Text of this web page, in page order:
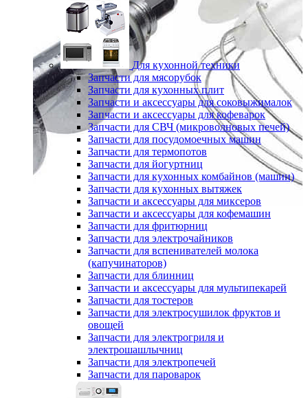
Для кухонной техники
Запчасти для мясорубок
Запчасти для кухонных плит
Запчасти и аксессуары для соковыжималок
Запчасти и аксессуары для кофеварок
Запчасти для СВЧ (микроволновых печей)
Запчасти для посудомоечных машин
Запчасти для термопотов
Запчасти для йогуртниц
Запчасти для кухонных комбайнов (машин)
Запчасти для кухонных вытяжек
Запчасти и аксессуары для миксеров
Запчасти и аксессуары для кофемашин
Запчасти для фритюрниц
Запчасти для электрочайников
Запчасти для вспенивателей молока
(капучинаторов)
Запчасти для блинниц
Запчасти и аксессуары для мультипекарей
Запчасти для тостеров
Запчасти для электросушилок фруктов и
овощей
Запчасти для электрогриля и
электрошашлычниц
Запчасти для электропечей
Запчасти для пароварок